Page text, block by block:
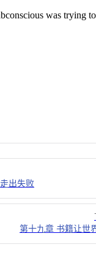
was trying to
出失败
第十九章 书籍让世